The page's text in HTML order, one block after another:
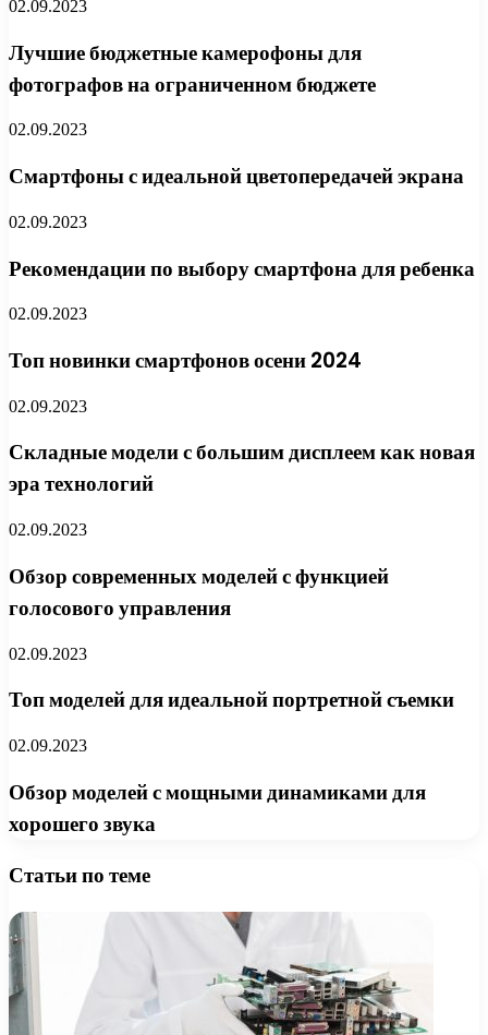
02.09.2023
Лучшие бюджетные камерофоны для
фотографов на ограниченном бюджете
02.09.2023
Смартфоны с идеальной цветопередачей экрана
02.09.2023
Рекомендации по выбору смартфона для ребенка
02.09.2023
Топ новинки смартфонов осени 2024
02.09.2023
Складные модели с большим дисплеем как новая
эра технологий
02.09.2023
Обзор современных моделей с функцией
голосового управления
02.09.2023
Топ моделей для идеальной портретной съемки
02.09.2023
Обзор моделей с мощными динамиками для
хорошего звука
Статьи по теме